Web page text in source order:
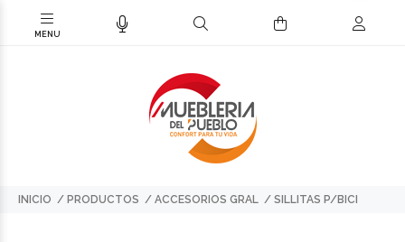
INICIO PRODUCTOS ACCESORIOS GRAL SILLITAS P/BICI